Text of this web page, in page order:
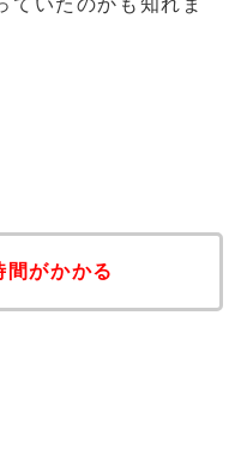
ていたのかも知れま
がかかる